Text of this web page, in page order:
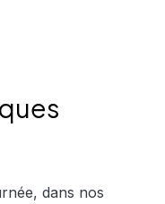
dans nos